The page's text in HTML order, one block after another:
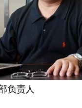
负责人